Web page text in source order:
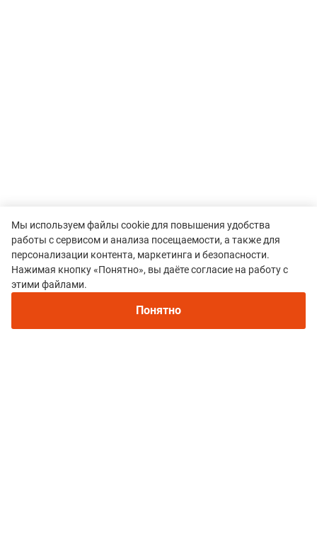
Все гонки
Мы используем файлы cookie для повышения удобства
работы с сервисом и анализа посещаемости, а также для
персонализации контента, маркетинга и безопасности.
Нажимая кнопку «Понятно», вы даёте согласие на работу с
этими файлами.
Понятно